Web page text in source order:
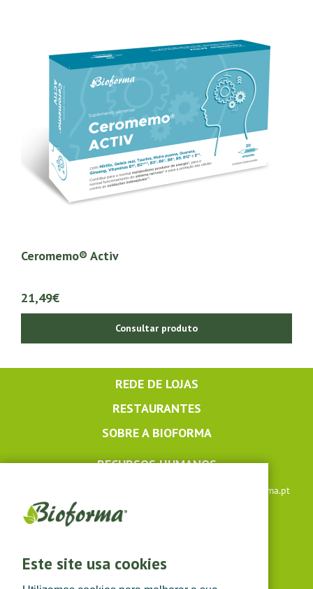
Este site usa cookies
Ceromemo® Activ
21,49€
Consultar produto
REDE DE LOJAS
RESTAURANTES
SOBRE A BIOFORMA
RECURSOS HUMANOS
lojaonline@bioforma.pt
(dias úteis das 8h30 às 13h e das 14h às 17h30)